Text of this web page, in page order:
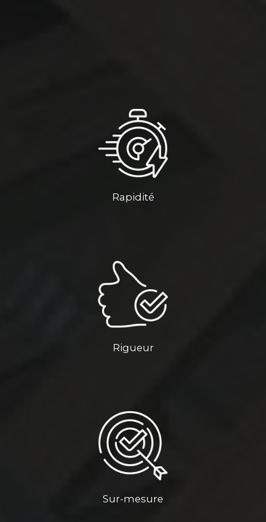
Rapidité
Rigueur
Sur-mesure